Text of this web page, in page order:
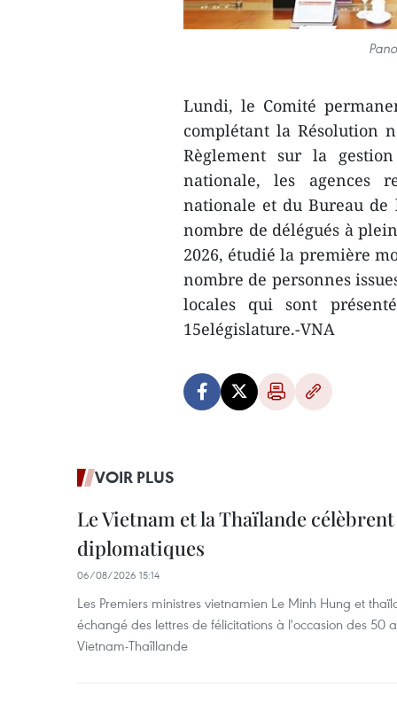
Lundi, le Comité
complétant la Résolution
Règlement sur la
nationale, les agences
nationale et du Bureau de
nombre de délégués à
2026, étudié la première
nombre de personnes
locales qui sont
15elégislature.-VNA
VOIR PLUS
Le Vietnam et la Thaïlande
diplomatiques
06/08/2026 15:14
Les Premiers ministres vietnamien Le Minh Hung et
échangé des lettres de félicitations à l'occasion des 50
Vietnam-Thaîllande